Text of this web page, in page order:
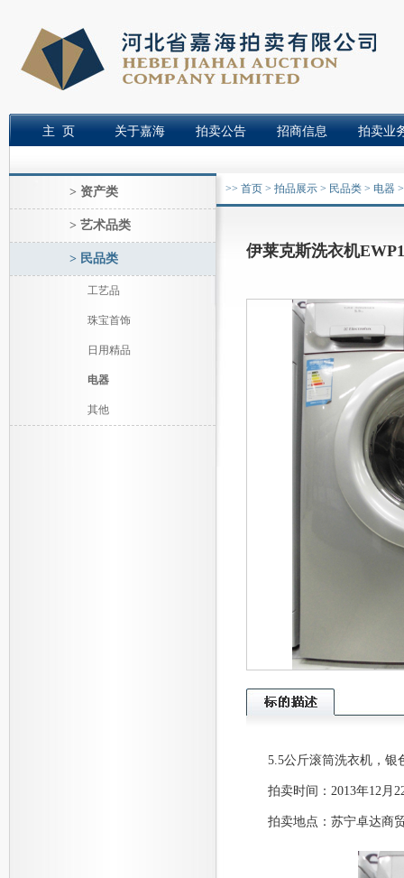
主 页 关于嘉海 拍卖公告 招商信息 拍卖业
> 资产类
> 艺术品类
> 民品类
工艺品
珠宝首饰
日用精品
电器
其他
>> 首页 > 拍品展示 > 民品类 > 电器 >
伊莱克斯洗衣机
5.5公斤滚筒洗衣机，银
拍卖时间：2013年12月
拍卖地点：苏宁卓达商